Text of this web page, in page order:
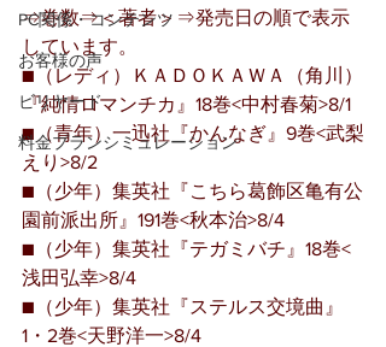
PC関係・コンテンツ
お客様の声
ビリヤード
料金プランシミュレーション
⇒巻数⇒＜著者＞⇒発売日の順で表示
しています。
■（レディ）ＫＡＤＯＫＡＷＡ（角川）
『純情ロマンチカ』18巻<中村春菊>8/1
■（青年）一迅社『かんなぎ』9巻<武梨
えり>8/2
■（少年）集英社『こちら葛飾区亀有公
園前派出所』191巻<秋本治>8/4
■（少年）集英社『テガミバチ』18巻<
浅田弘幸>8/4
■（少年）集英社『ステルス交境曲』
1・2巻<天野洋一>8/4